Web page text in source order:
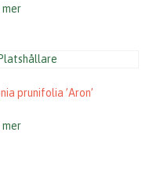
mer
prunifolia ’Aron’
mer